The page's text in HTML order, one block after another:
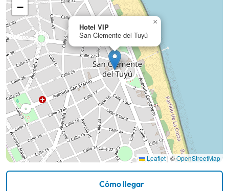
Hotel VIP
San Clemente del Tuyú
×
−
Leaflet | ©OpenStreetMap
Cómo llegar